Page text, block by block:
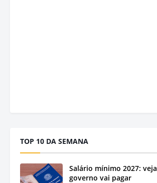
TOP 10 DA SEMANA
Salário mínimo 2027:
governo vai pagar